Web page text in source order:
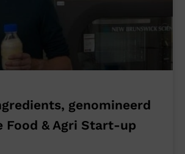
genomineerd
Food & Agri Start-up